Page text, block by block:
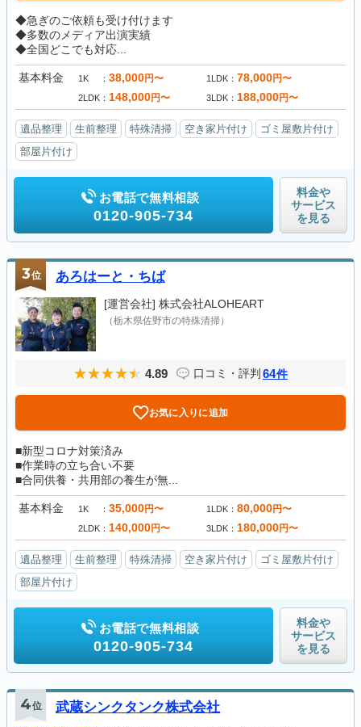
◆急ぎのご依頼も受け付けます
◆多数のメディア出演実績
◆全国どこでも対応...
基本料金 1K 38,000円〜 1LDK 78,000円〜
2LDK 148,000円〜 3LDK 188,000円〜
遺品整理 生前整理 特殊清掃 空き家片付け
ゴミ屋敷片付け
部屋片付け
お電話で無料相談
0120-905-734
料金や
サービス
を見る
3位 あろはーと・ちば
[運営会社] 株式会社ALOHEART
（栃木県佐野市の特殊清掃）
4.89 口コミ・評判 64件
お気に入りに追加
■新型コロナ対策済み
■作業時の立ち合い不要
■合同供養・共用部の養生が無...
基本料金 1K 35,000円〜 1LDK 80,000円〜
2LDK 140,000円〜 3LDK 180,000円〜
遺品整理 生前整理 特殊清掃 空き家片付け
ゴミ屋敷片付け
部屋片付け
お電話で無料相談
0120-905-734
料金や
サービス
を見る
4位 武蔵シンクタンク株式会社